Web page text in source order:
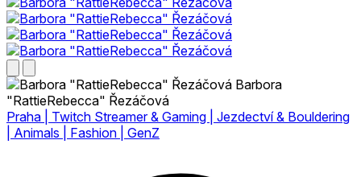
Barbora
"RattieRebecca" Řezáčová
Praha | Twitch Streamer & Gaming | Jezdectví & Bouldering
| Animals | Fashion | GenZ